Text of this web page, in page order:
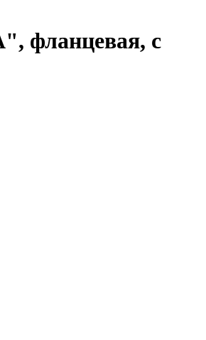
фланцевая, с